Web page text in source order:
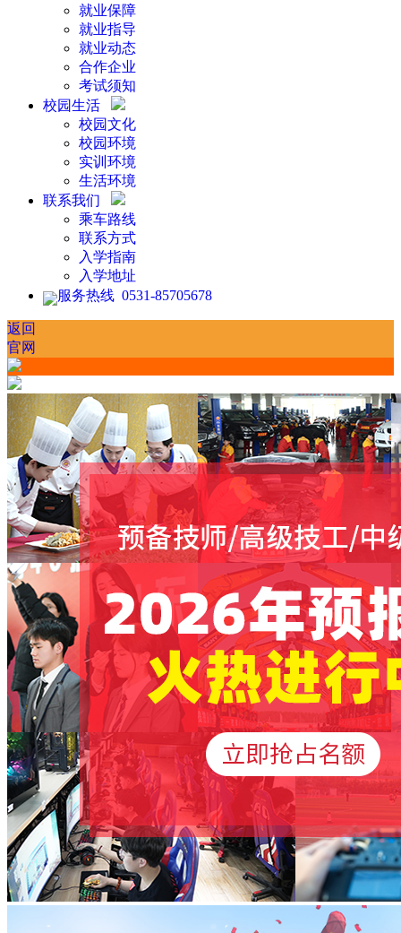
就业保障
就业指导
就业动态
合作企业
考试须知
校园生活
校园文化
校园环境
实训环境
生活环境
联系我们
乘车路线
联系方式
入学指南
入学地址
服务热线 0531-85705678
返回
官网